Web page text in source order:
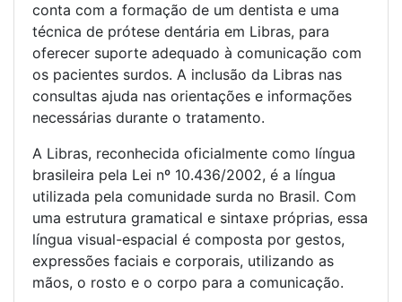
conta com a formação de um dentista e uma
técnica de prótese dentária em Libras, para
oferecer suporte adequado à comunicação com
os pacientes surdos. A inclusão da Libras nas
consultas ajuda nas orientações e informações
necessárias durante o tratamento.
A Libras, reconhecida oficialmente como língua
brasileira pela Lei nº 10.436/2002, é a língua
utilizada pela comunidade surda no Brasil. Com
uma estrutura gramatical e sintaxe próprias, essa
língua visual-espacial é composta por gestos,
expressões faciais e corporais, utilizando as
mãos, o rosto e o corpo para a comunicação.